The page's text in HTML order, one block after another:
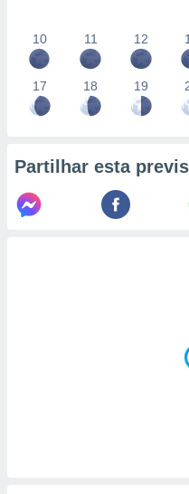
10 11 12
17 18 19
Partilhar esta